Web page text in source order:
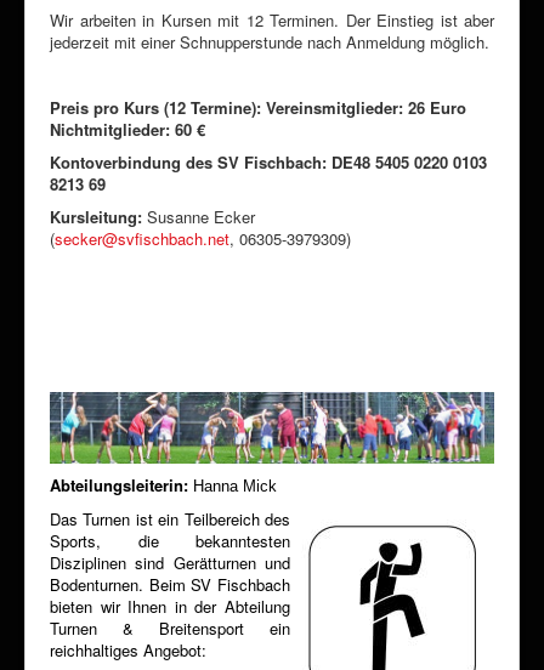
Wir arbeiten in Kursen mit 12 Terminen. Der Einstieg ist aber
jederzeit mit einer Schnupperstunde nach Anmeldung möglich.
Preis pro Kurs (12 Termine): Vereinsmitglieder: 26 Euro
Nichtmitglieder: 60 €
Kontoverbindung des SV Fischbach: DE48 5405 0220 0103
8213 69
Kursleitung: Susanne Ecker
(secker@svfischbach.net, 06305-3979309)
Abteilungsleiterin: Hanna Mick
Das Turnen ist ein Teilbereich des
Sports, die bekanntesten
Disziplinen sind Gerätturnen und
Bodenturnen. Beim SV Fischbach
bieten wir Ihnen in der Abteilung
Turnen & Breitensport ein
reichhaltiges Angebot: